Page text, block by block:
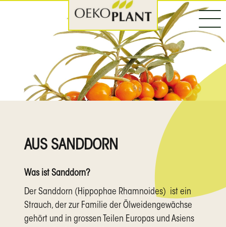
AUS SANDDORN
Was ist Sanddorn?
Der Sanddorn (Hippophae Rhamnoides) ist ein
Strauch, der zur Familie der Ölweidengewächse
gehört und in grossen Teilen Europas und Asiens